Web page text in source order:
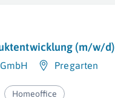
(m/w/d)
Pregarten
Homeoffice